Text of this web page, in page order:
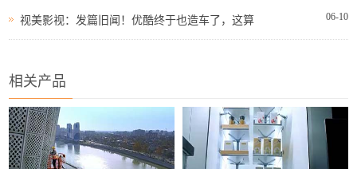
06-10
视美影视：发篇旧闻！优酷终于也造车了，这算
相关产品